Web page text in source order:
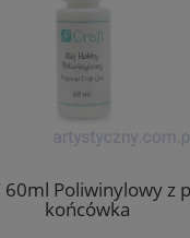
60ml Poliwinylowy z
końcówka